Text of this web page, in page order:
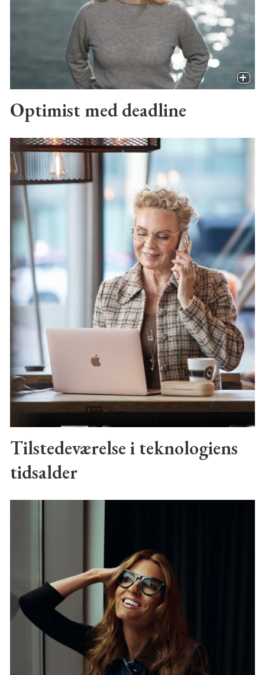
Optimist med deadline
Tilstedeværelse i teknologiens
tidsalder